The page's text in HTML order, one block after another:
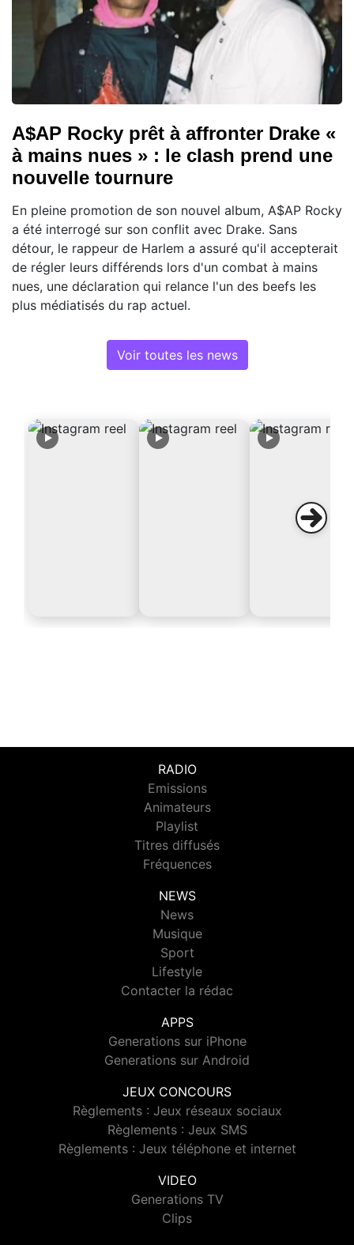
A$AP Rocky prêt à affronter Drake «
à mains nues » : le clash prend une
nouvelle tournure
En pleine promotion de son nouvel album, A$AP Rocky
a été interrogé sur son conflit avec Drake. Sans
détour, le rappeur de Harlem a assuré qu'il accepterait
de régler leurs différends lors d'un combat à mains
nues, une déclaration qui relance l'un des beefs les
plus médiatisés du rap actuel.
Voir toutes les news
RADIO
Emissions
Animateurs
Playlist
Titres diffusés
Fréquences
NEWS
News
Musique
Sport
Lifestyle
Contacter la rédac
APPS
Generations sur iPhone
Generations sur Android
JEUX CONCOURS
Règlements : Jeux réseaux sociaux
Règlements : Jeux SMS
Règlements : Jeux téléphone et internet
VIDEO
Generations TV
Clips